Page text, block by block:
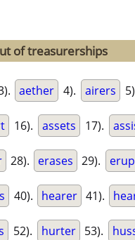
of treasurerships
aether 4). airers
16). assets 17).
28). erases 29).
40). hearer 41).
52). hurter 53).